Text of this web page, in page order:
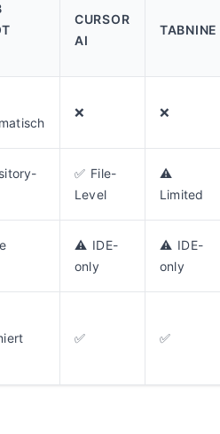
CURSOR
AI
TABNINE
❌ ❌
✅ File-
Level
⚠️
Limited
⚠️ IDE-
only
⚠️ IDE-
only
✅ ✅